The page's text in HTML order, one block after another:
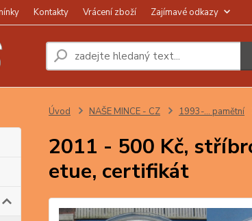
Kontakty Vrácení zboží Zajímavé odkazy
Úvod NAŠE MINCE - CZ 1993-… pamětní
2011 - 500 Kč,
etue, certifikát